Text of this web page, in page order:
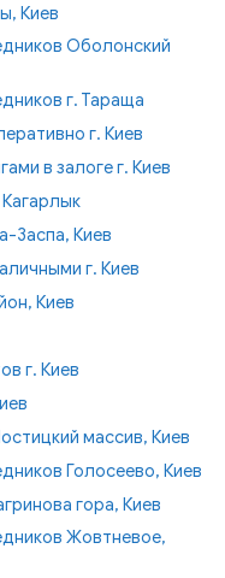
Киев
Оболонский
г. Тараща
г. Киев
в залоге г. Киев
Заспа, Киев
г. Киев
Киев
г. Киев
массив, Киев
Голосеево, Киев
гора, Киев
Жовтневое,